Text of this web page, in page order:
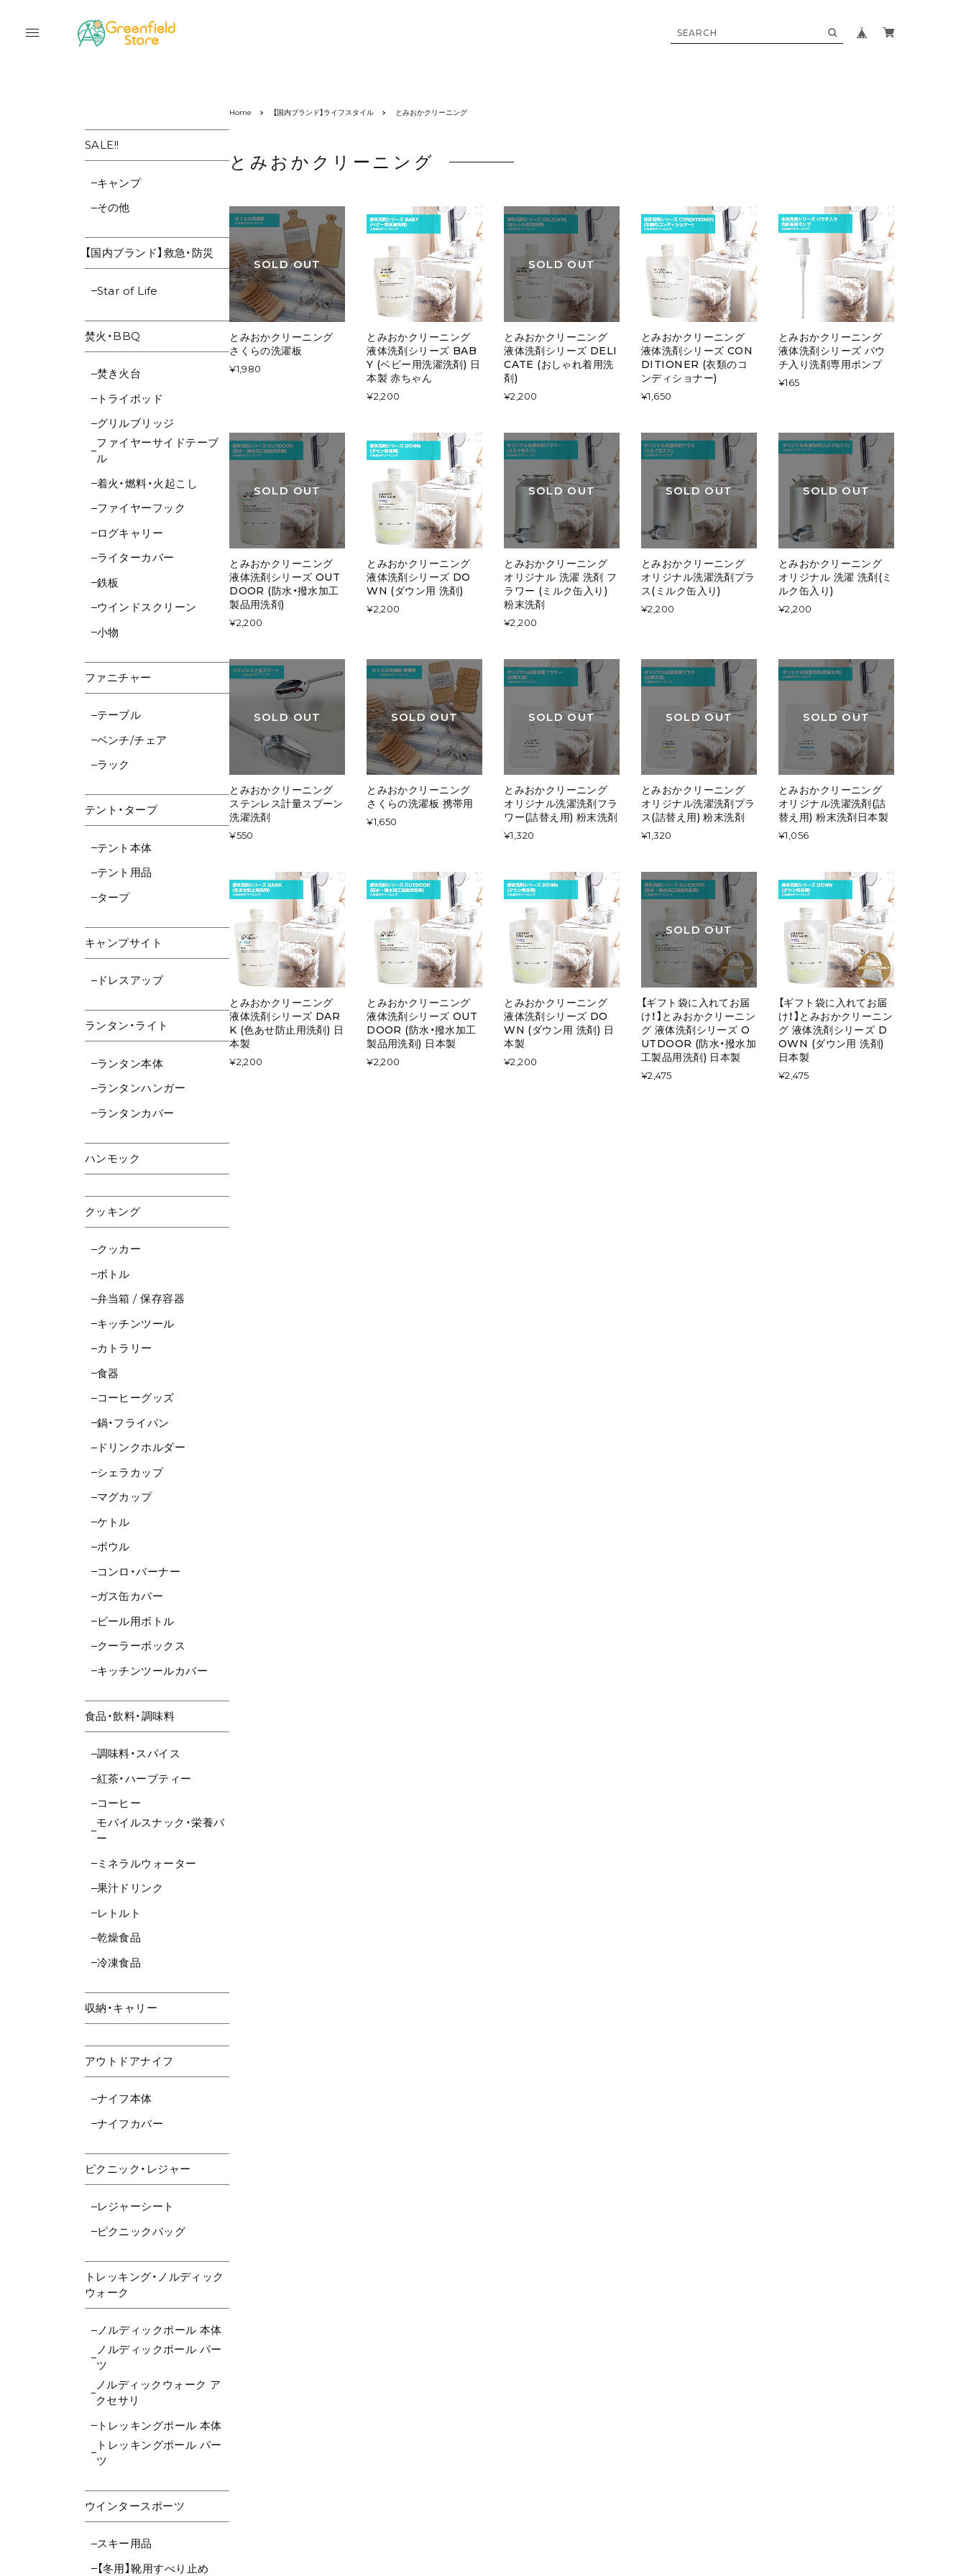
SALE!!
キャンプ
その他
【国内ブランド】救急・防災
Star of Life
焚火・BBQ
焚き火台
トライポッド
グリルブリッジ
ファイヤーサイドテーブ
ル
着火・燃料・火起こし
ファイヤーフック
ログキャリー
ライターカバー
鉄板
ウインドスクリーン
小物
ファニチャー
テーブル
ベンチ/チェア
ラック
テント・タープ
テント本体
テント用品
タープ
キャンプサイト
ドレスアップ
ランタン・ライト
ランタン本体
ランタンハンガー
ランタンカバー
ハンモック
クッキング
クッカー
ボトル
弁当箱 / 保存容器
キッチンツール
カトラリー
食器
コーヒーグッズ
鍋・フライパン
ドリンクホルダー
シェラカップ
マグカップ
ケトル
ボウル
コンロ・バーナー
ガス缶カバー
ビール用ボトル
クーラーボックス
キッチンツールカバー
食品・飲料・調味料
調味料・スパイス
紅茶・ハーブティー
コーヒー
モバイルスナック・栄養バ
ー
ミネラルウォーター
果汁ドリンク
レトルト
乾燥食品
冷凍食品
収納・キャリー
アウトドアナイフ
ナイフ本体
ナイフカバー
ピクニック・レジャー
レジャーシート
ピクニックバッグ
トレッキング・ノルディック
ウォーク
ノルディックポール 本体
ノルディックポール パー
ツ
ノルディックウォーク ア
クセサリ
トレッキングポール 本体
トレッキングポール パー
ツ
ウインタースポーツ
スキー用品
【冬用】靴用すべり止め
Home 【国内ブランド】ライフスタイル とみおかクリーニング
とみおかクリーニング
SOLD OUT
とみおかクリーニング
さくらの洗濯板
¥1,980
とみおかクリーニング
液体洗剤シリーズ BAB
Y (ベビー用洗濯洗剤) 日
本製 赤ちゃん
¥2,200
SOLD OUT
とみおかクリーニング
液体洗剤シリーズ DELI
CATE (おしゃれ着用洗
剤)
¥2,200
とみおかクリーニング
液体洗剤シリーズ CON
DITIONER (衣類のコ
ンディショナー)
¥1,650
とみおかクリーニング
液体洗剤シリーズ パウ
チ入り洗剤専用ポンプ
¥165
SOLD OUT
とみおかクリーニング
液体洗剤シリーズ OUT
DOOR (防水・撥水加工
製品用洗剤)
¥2,200
とみおかクリーニング
液体洗剤シリーズ DO
WN (ダウン用 洗剤)
¥2,200
SOLD OUT
とみおかクリーニング
オリジナル 洗濯 洗剤 フ
ラワー (ミルク缶入り)
粉末洗剤
¥2,200
SOLD OUT
とみおかクリーニング
オリジナル洗濯洗剤プラ
ス(ミルク缶入り)
¥2,200
SOLD OUT
とみおかクリーニング
オリジナル 洗濯 洗剤(ミ
ルク缶入り)
¥2,200
SOLD OUT
とみおかクリーニング
ステンレス計量スプーン
洗濯洗剤
¥550
SOLD OUT
とみおかクリーニング
さくらの洗濯板 携帯用
¥1,650
SOLD OUT
とみおかクリーニング
オリジナル洗濯洗剤フラ
ワー(詰替え用) 粉末洗剤
¥1,320
SOLD OUT
とみおかクリーニング
オリジナル洗濯洗剤プラ
ス(詰替え用) 粉末洗剤
¥1,320
SOLD OUT
とみおかクリーニング
オリジナル洗濯洗剤(詰
替え用) 粉末洗剤日本製
¥1,056
とみおかクリーニング
液体洗剤シリーズ DAR
K (色あせ防止用洗剤) 日
本製
¥2,200
とみおかクリーニング
液体洗剤シリーズ OUT
DOOR (防水・撥水加工
製品用洗剤) 日本製
¥2,200
とみおかクリーニング
液体洗剤シリーズ DO
WN (ダウン用 洗剤) 日
本製
¥2,200
SOLD OUT
【ギフト袋に入れてお届
け！】とみおかクリーニン
グ 液体洗剤シリーズ O
UTDOOR (防水・撥水加
工製品用洗剤) 日本製
¥2,475
【ギフト袋に入れてお届
け！】とみおかクリーニン
グ 液体洗剤シリーズ D
OWN (ダウン用 洗剤)
日本製
¥2,475